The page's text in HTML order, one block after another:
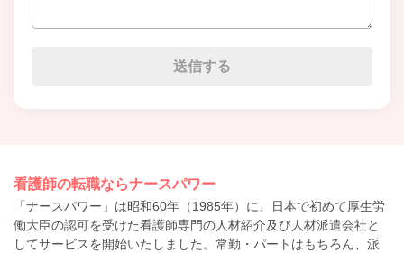
看護師の転職ならナースパワー
「ナースパワー」は昭和60年（1985年）に、日本で初めて厚生労
働大臣の認可を受けた看護師専門の人材紹介及び人材派遣会社と
してサービスを開始いたしました。常勤・パートはもちろん、派